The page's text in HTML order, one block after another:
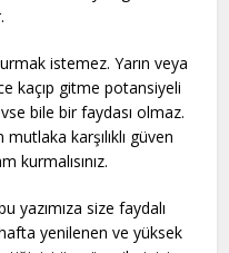
istemez. Yarın veya
kaçıp gitme potansiyeli
bile bir faydası olmaz.
mutlaka karşılıklı güven
kurmalısınız.
yazımıza size faydalı
yenilenen ve yüksek